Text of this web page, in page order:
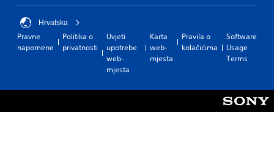
Hrvatska
Pravne
napomene
Politika o
privatnosti
Uvjeti
upotrebe
web-
mjesta
Karta
web-
mjesta
Pravila o
kolačićima
Software
Usage
Terms